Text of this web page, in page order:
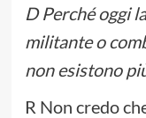
D Perché oggi
militante o
non esistono
R Non credo